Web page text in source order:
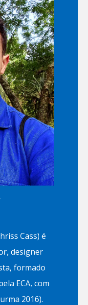
Cass) é
designer
formado
ECA, com
2016).